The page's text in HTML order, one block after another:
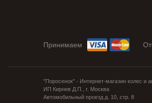
Принимаем
"Поросенок" - Интернет-магазин колес и
ИП Кирнев Д.П., г. Москва
Автомобильный проезд д. 10, стр. 8